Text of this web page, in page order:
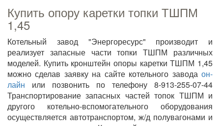
Купить опору каретки топки ТШПМ
1,45
Котельный завод "Энергоресурс" производит и
реализует запасные части топки ТШПМ различных
моделей. Купить кронштейн опоры каретки ТШПМ 1,45
можно сделав заявку на сайте котельного завода он-
лайн или позвонить по телефону 8-913-255-07-44
Транспортирование запасных частей топок ТШПМ и
другого котельно-вспомогательного оборудования
осуществляется автотранспортом, ж/д полувагонами и